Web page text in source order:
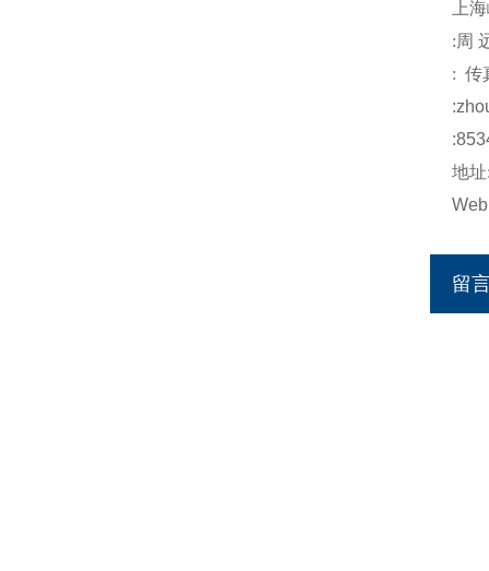
上海
:周
: 传
:
地址
Web
留